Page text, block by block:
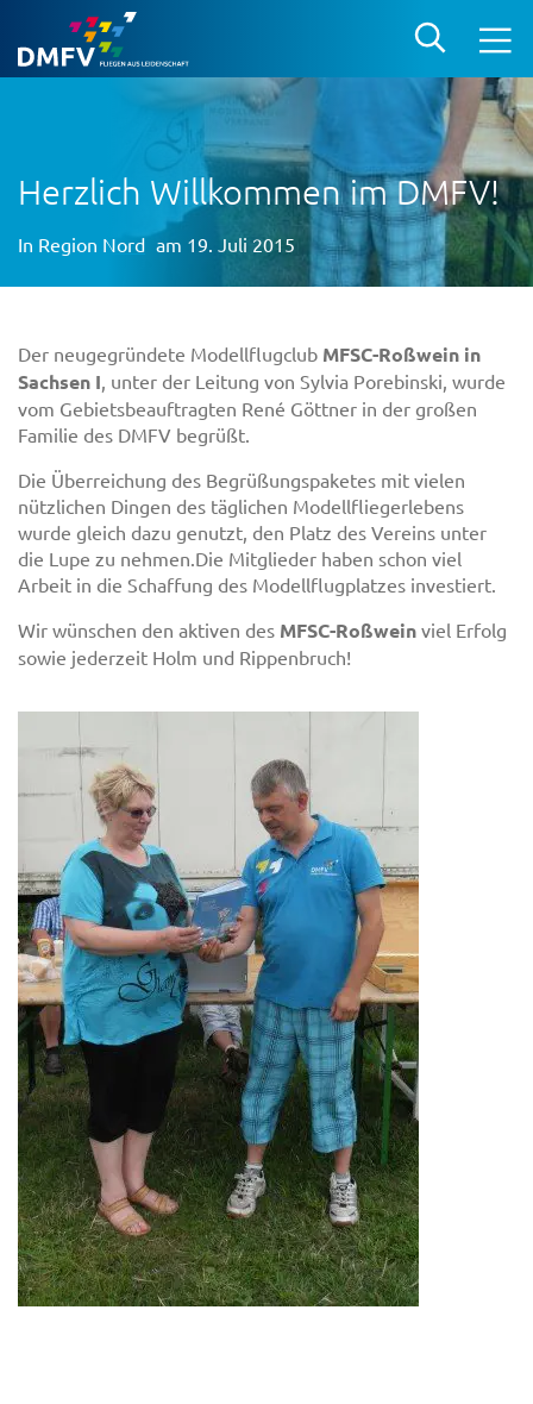
Herzlich Willkommen im DMFV!
In Region Nord am 19. Juli 2015
Der neugegründete Modellflugclub MFSC-Roßwein in
Sachsen I , unter der Leitung von Sylvia Porebinski, wurde
vom Gebietsbeauftragten René Göttner in der großen
Familie des DMFV begrüßt.
Die Überreichung des Begrüßungspaketes mit vielen
nützlichen Dingen des täglichen Modellfliegerlebens
wurde gleich dazu genutzt, den Platz des Vereins unter
die Lupe zu nehmen.Die Mitglieder haben schon viel
Arbeit in die Schaffung des Modellflugplatzes investiert.
Wir wünschen den aktiven des MFSC-Roßwein viel Erfolg
sowie jederzeit Holm und Rippenbruch!